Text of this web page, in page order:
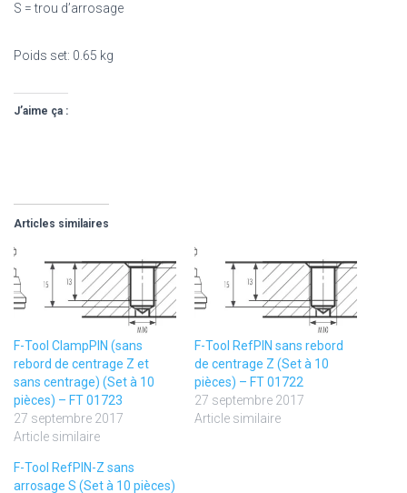
S = trou d’arrosage
Poids set: 0.65 kg
J’aime ça :
Articles similaires
F-Tool ClampPIN (sans
rebord de centrage Z et
sans centrage) (Set à 10
pièces) – FT 01723
27 septembre 2017
Article similaire
F-Tool RefPIN sans rebord
de centrage Z (Set à 10
pièces) – FT 01722
27 septembre 2017
Article similaire
F-Tool RefPIN-Z sans
arrosage S (Set à 10 pièces)